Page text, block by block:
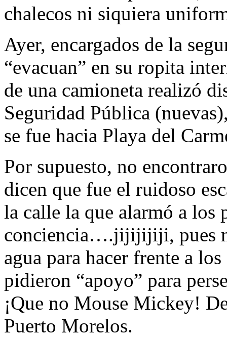
chalecos ni siquiera
Ayer, encargados de la
“evacuan” en su ropita
de una camioneta realizó
Seguridad Pública
se fue hacia Playa del
Por supuesto, no
dicen que fue el ruidoso
la calle la que alarmó a
conciencia….jijijijiji, pues
agua para hacer frente a
pidieron “apoyo” para
¡Que no Mouse Mickey!
Puerto Morelos.